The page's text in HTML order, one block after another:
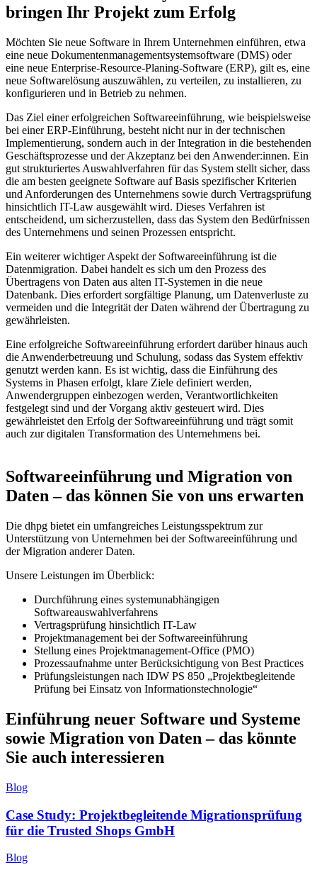
bringen Ihr Projekt zum Erfolg
Möchten Sie neue Software in Ihrem Unternehmen einführen, etwa
eine neue Dokumentenmanagementsystemsoftware (DMS) oder
eine neue Enterprise-Resource-Planing-Software (ERP), gilt es, eine
neue Softwarelösung auszuwählen, zu verteilen, zu installieren, zu
konfigurieren und in Betrieb zu nehmen.
Das Ziel einer erfolgreichen Softwareeinführung, wie beispielsweise
bei einer ERP-Einführung, besteht nicht nur in der technischen
Implementierung, sondern auch in der Integration in die bestehenden
Geschäftsprozesse und der Akzeptanz bei den Anwender:innen. Ein
gut strukturiertes Auswahlverfahren für das System stellt sicher, dass
die am besten geeignete Software auf Basis spezifischer Kriterien
und Anforderungen des Unternehmens sowie durch Vertragsprüfung
hinsichtlich IT-Law ausgewählt wird. Dieses Verfahren ist
entscheidend, um sicherzustellen, dass das System den Bedürfnissen
des Unternehmens und seinen Prozessen entspricht.
Ein weiterer wichtiger Aspekt der Softwareeinführung ist die
Datenmigration. Dabei handelt es sich um den Prozess des
Übertragens von Daten aus alten IT-Systemen in die neue
Datenbank. Dies erfordert sorgfältige Planung, um Datenverluste zu
vermeiden und die Integrität der Daten während der Übertragung zu
gewährleisten.
Eine erfolgreiche Softwareeinführung erfordert darüber hinaus auch
die Anwenderbetreuung und Schulung, sodass das System effektiv
genutzt werden kann. Es ist wichtig, dass die Einführung des
Systems in Phasen erfolgt, klare Ziele definiert werden,
Anwendergruppen einbezogen werden, Verantwortlichkeiten
festgelegt sind und der Vorgang aktiv gesteuert wird. Dies
gewährleistet den Erfolg der Softwareeinführung und trägt somit
auch zur digitalen Transformation des Unternehmens bei.
Softwareeinführung und Migration von
Daten – das können Sie von uns erwarten
Die dhpg bietet ein umfangreiches Leistungsspektrum zur
Unterstützung von Unternehmen bei der Softwareeinführung und
der Migration anderer Daten.
Unsere Leistungen im Überblick:
Durchführung eines systemunabhängigen
Softwareauswahlverfahrens
Vertragsprüfung hinsichtlich IT-Law
Projektmanagement bei der Softwareeinführung
Stellung eines Projektmanagement-Office (PMO)
Prozessaufnahme unter Berücksichtigung von Best Practices
Prüfungsleistungen nach IDW PS 850 „Projektbegleitende
Prüfung bei Einsatz von Informationstechnologie“
Einführung neuer Software und Systeme
sowie Migration von Daten – das könnte
Sie auch interessieren
Blog
Case Study: Projektbegleitende Migrationsprüfung
für die Trusted Shops GmbH
Blog